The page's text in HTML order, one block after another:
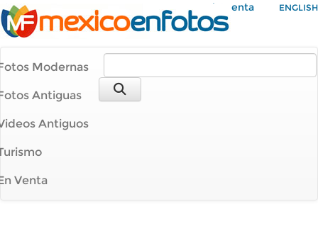
Mi Cuenta ENGLISH
Modernas
Antiguas
Antiguos
Venta